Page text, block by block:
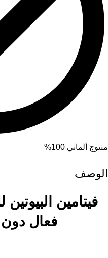
منتوج ألماني 100%
الوصف
فيتامين
فعال دون